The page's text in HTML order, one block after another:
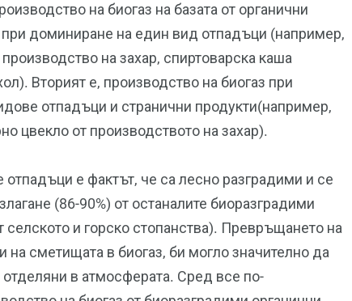
на биогаз на базата от органични
доминиране на един вид отпадъци (например,
на захар, спиртоварска каша
Вторият е, производство на биогаз при
отпадъци и странични продукти(например,
цвекло от производството на захар).
е фактът, че са лесно разградими и се
(86-90%) от останалите биоразградими
и горско стопанства). Превръщането на
на сметищата в биогаз, би могло значително да
в атмосферата. Сред все по-